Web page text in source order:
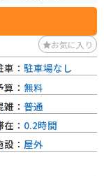
バブル時代はとても
の跡が残っているの
街では、鬼怒川の渓谷
々の自然の美しさが
戸村などの観光スポ
、年間を通じて多く
お気に入り
車： 駐車場なし
算： 無料
雑： 普通
在： 0.2時間
設： 屋外